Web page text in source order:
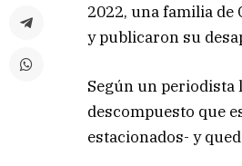
2022, una familia
y publicaron su
Según un periodista
descompuesto que
estacionados- y